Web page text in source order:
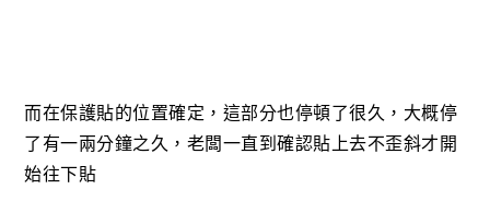
而在保護貼的位置確定，這部分也停頓了很久，大概停
了有一兩分鐘之久，老闆一直到確認貼上去不歪斜才開
始往下貼